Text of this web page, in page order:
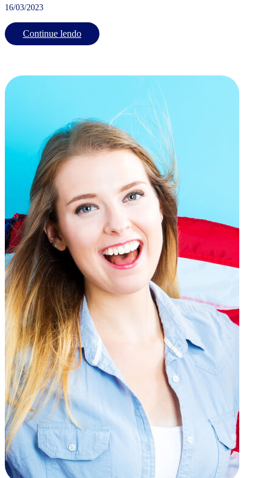
16/03/2023
Continue lendo